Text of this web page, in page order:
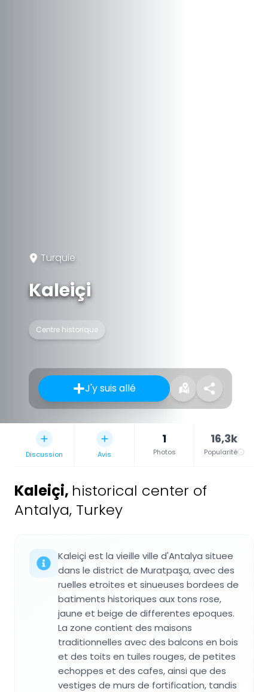
Turquie
Kaleiçi
Centre historique
J'y suis allé
Discussion Avis
1
Photos
16,3k
Popularité
Kaleiçi, historical center of
Antalya, Turkey
Kaleiçi est la vieille ville d'Antalya situee
dans le district de Muratpaşa, avec des
ruelles etroites et sinueuses bordees de
batiments historiques aux tons rose,
jaune et beige de differentes epoques.
La zone contient des maisons
traditionnelles avec des balcons en bois
et des toits en tuiles rouges, de petites
echoppes et des cafes, ainsi que des
vestiges de murs de fortification, tandis